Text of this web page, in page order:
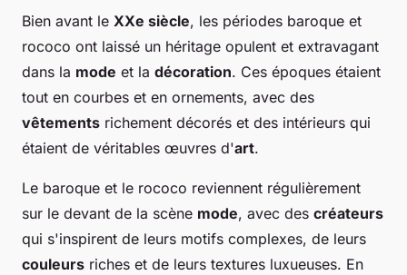
Bien avant le XXe siècle, les périodes baroque et
rococo ont laissé un héritage opulent et extravagant
dans la mode et la décoration. Ces époques étaient
tout en courbes et en ornements, avec des
vêtements richement décorés et des intérieurs qui
étaient de véritables œuvres d'art.
Le baroque et le rococo reviennent régulièrement
sur le devant de la scène mode, avec des créateurs
qui s'inspirent de leurs motifs complexes, de leurs
couleurs riches et de leurs textures luxueuses. En